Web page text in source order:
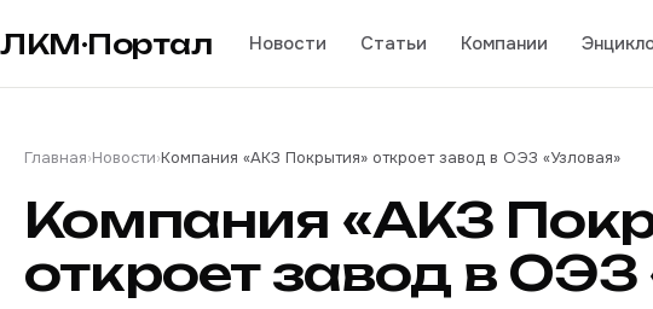
ЛКМ·Портал Новости Статьи Компании
Главная›Новости›Компания «АКЗ Покрытия» откроет завод в ОЭЗ «Узловая»
Компания «АКЗ
откроет завод в ОЭЗ